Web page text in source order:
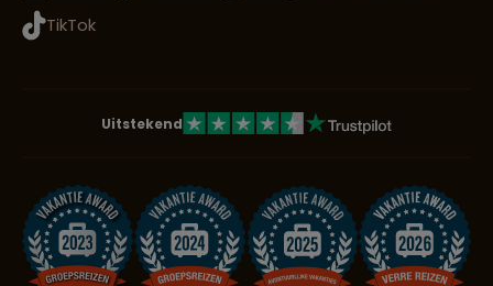
TikTok
Uitstekend